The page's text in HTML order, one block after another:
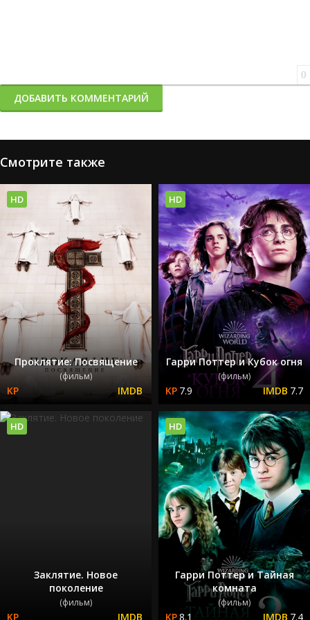
0
ДОБАВИТЬ КОММЕНТАРИЙ
Смотрите также
Проклятие: Посвящение
(фильм)
HD
Гарри Поттер и Кубок огня
(фильм)
7.9 7.7
HD
Заклятие. Новое
поколение
(фильм)
HD
Гарри Поттер и Тайная
комната
(фильм)
8.1 7.4
HD